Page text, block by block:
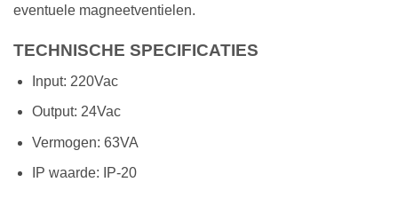
eventuele magneetventielen.
TECHNISCHE SPECIFICATIES
Input: 220Vac
Output: 24Vac
Vermogen: 63VA
IP waarde: IP-20